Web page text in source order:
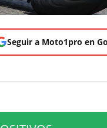
Seguir a Moto1pro en